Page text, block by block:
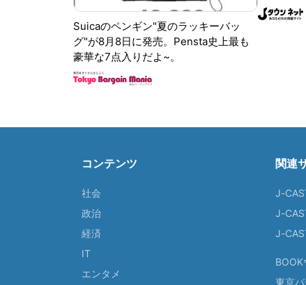
Suicaのペンギン"夏のラッキーバッ
グ"が8月8日に発売。Pensta史上最も
豪華な7点入りだよ~。
コンテンツ
社会
政治
経済
IT
エンタメ
関連
J-
J-
J-
BOOK
東京